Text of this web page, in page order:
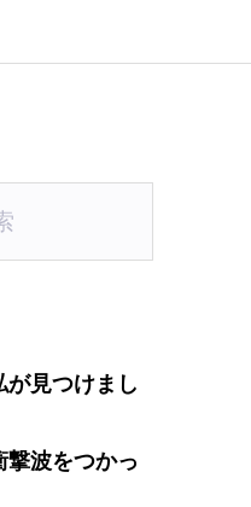
が見つけまし
撃波をつかっ